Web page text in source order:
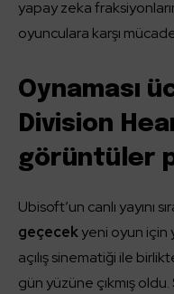
yapay zeka
oyunculara karşı
Oynaması
Division
görüntüler
Ubisoft’un canlı yayını
geçecekyeni oyun için
açılış sinematiği ile
gün yüzüne çıkmış